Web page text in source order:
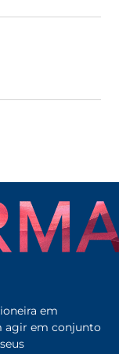
UMA NOVA
em
agir em conjunto